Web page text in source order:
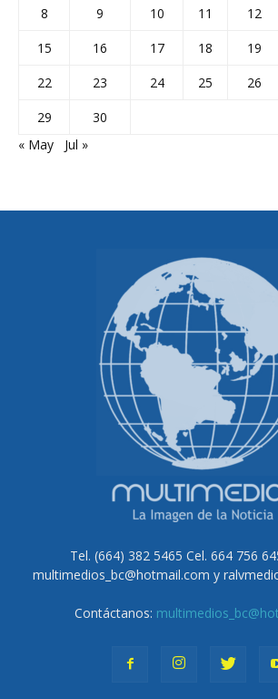
8
9 10 11 12
15
16 17 18 19
22
23 24 25 26
29
30
« May
Jul »
Tel. (664) 382 5465 Cel. 664 756
multimedios_bc@hotmail.com y
Contáctanos: